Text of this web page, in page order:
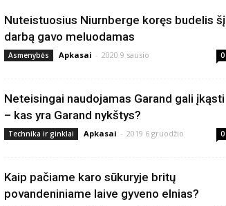
Nuteistuosius Niurnberge koręs budelis šį
darbą gavo meluodamas
Asmenybės Apkasai - 2020 9 sausio 0
Neteisingai naudojamas Garand gali įkąsti
– kas yra Garand nykštys?
Technika ir ginklai Apkasai - 2019 6 gruodžio 0
Kaip pačiame karo sūkuryje britų
povandeniniame laive gyveno elnias?